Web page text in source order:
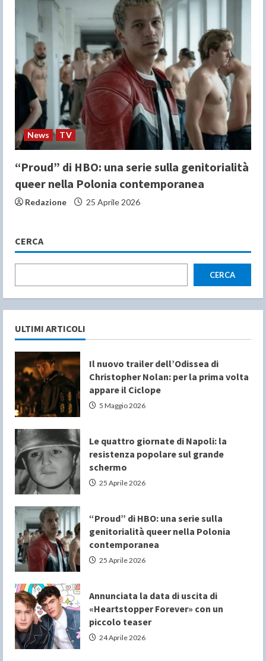
News TV
“Proud” di HBO: una serie sulla genitorialità
queer nella Polonia contemporanea
Redazione 25 Aprile 2026
CERCA
CERCA
ULTIMI ARTICOLI
Il nuovo trailer dell’Odissea di
Christopher Nolan: per la prima volta
appare il Ciclope
5 Maggio 2026
Le quattro giornate di Napoli: la
resistenza popolare sul grande
schermo
25 Aprile 2026
“Proud” di HBO: una serie sulla
genitorialità queer nella Polonia
contemporanea
25 Aprile 2026
Annunciata la data di uscita di
«Heartstopper Forever» con un
piccolo teaser
24 Aprile 2026